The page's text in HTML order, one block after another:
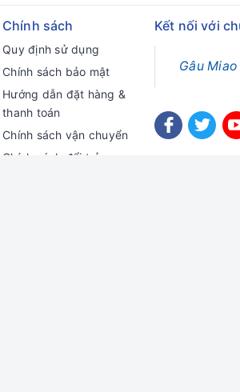
Chính sách
Quy định sử dụng
Chính sách bảo mật
Hướng dẫn đặt hàng &
thanh toán
Chính sách vận chuyển
Chính sách đổi trả
Kết nối với
Gâu